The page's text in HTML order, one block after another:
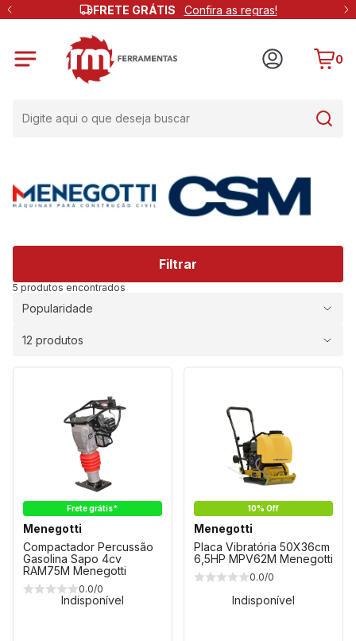
FRETE GRÁTIS Confira as regras!
0
Filtrar
5 produtos encontrados
Popularidade
12 produtos
Frete grátis*
Menegotti
Compactador Percussão
Gasolina Sapo 4cv
RAM75M Menegotti
0.0/0
Indisponível
10% Off
Menegotti
Placa Vibratória 50X36cm
6,5HP MPV62M Menegotti
0.0/0
Indisponível